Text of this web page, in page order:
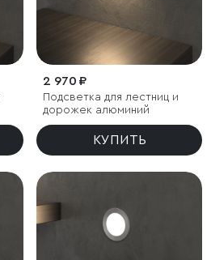
2 970 ₽
Подсветка для лестниц и
дорожек алюминий
КУПИТЬ